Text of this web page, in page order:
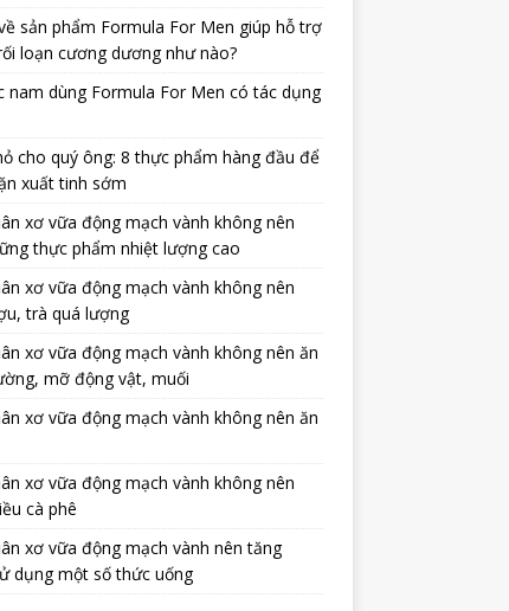
sản phẩm Formula For Men giúp hỗ trợ
loạn cương dương như nào?
nam dùng Formula For Men có tác dụng
cho quý ông: 8 thực phẩm hàng đầu để
xuất tinh sớm
xơ vữa động mạch vành không nên
thực phẩm nhiệt lượng cao
xơ vữa động mạch vành không nên
trà quá lượng
xơ vữa động mạch vành không nên ăn
mỡ động vật, muối
xơ vữa động mạch vành không nên ăn
xơ vữa động mạch vành không nên
cà phê
xơ vữa động mạch vành nên tăng
dụng một số thức uống